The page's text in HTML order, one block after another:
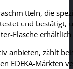
die
und
Flasche erhältlich
anbieten, zählt
EDEKA-